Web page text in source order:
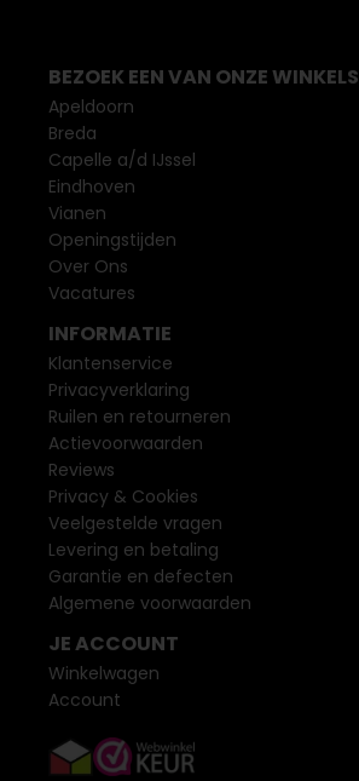
BEZOEK EEN VAN ONZE WINKELS
Apeldoorn
Breda
Capelle a/d IJssel
Eindhoven
Vianen
Openingstijden
Over Ons
Vacatures
INFORMATIE
Klantenservice
Privacyverklaring
Ruilen en retourneren
Actievoorwaarden
Reviews
Privacy & Cookies
Veelgestelde vragen
Levering en betaling
Garantie en defecten
Algemene voorwaarden
JE ACCOUNT
Winkelwagen
Account